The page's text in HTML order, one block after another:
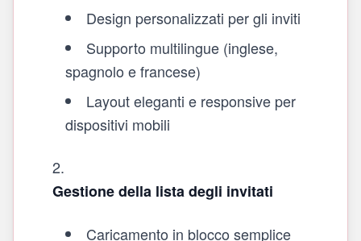
Design personalizzati per gli inviti
Supporto multilingue (inglese,
spagnolo e francese)
Layout eleganti e responsive per
dispositivi mobili
Gestione della lista degli invitati
Caricamento in blocco semplice